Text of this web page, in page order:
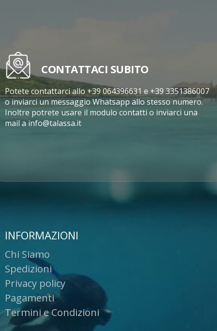
CONTATTACI SUBITO
Potete contattarci allo +39 064396631 e +39 3351386007
o inviarci un messaggio Whatsapp allo stesso numero.
Inoltre potrete usare il modulo contatti o inviarci una
mail a info@talassa.it
INFORMAZIONI
Chi Siamo
Spedizioni
Privacy policy
Pagamenti
Termini e Condizioni